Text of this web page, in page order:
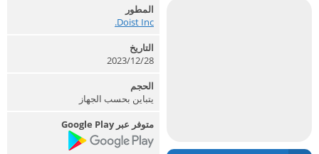
المطور
Doist Inc.‏
التاريخ
2023/12/28
الحجم
يتباين بحسب الجهاز
متوفر عبر Google Play